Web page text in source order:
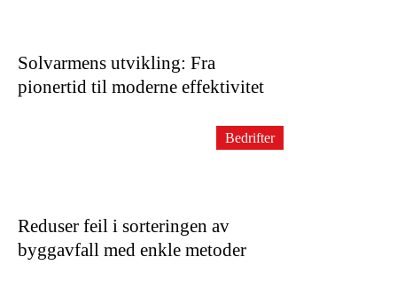
Solvarmens utvikling: Fra
pionertid til moderne effektivitet
Reduser feil i sorteringen av
byggavfall med enkle metoder
Bedrifter